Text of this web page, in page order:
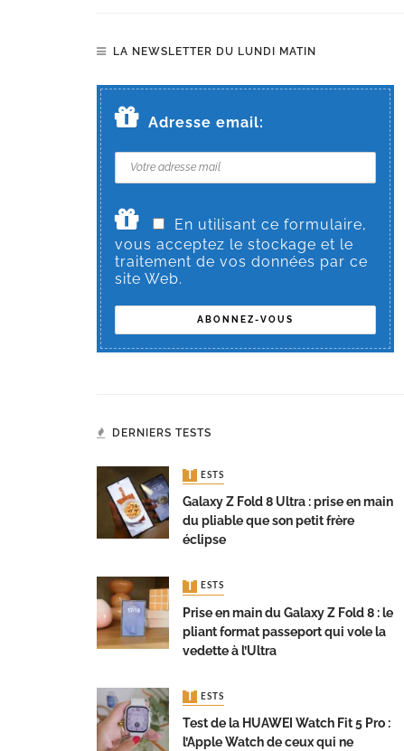
LA NEWSLETTER DU LUNDI MATIN
Adresse email:
En utilisant ce formulaire,
vous acceptez le stockage et le
traitement de vos données par ce
site Web.
DERNIERS TESTS
TESTS
Galaxy Z Fold 8 Ultra : prise en main
du pliable que son petit frère
éclipse
TESTS
Prise en main du Galaxy Z Fold 8 : le
pliant format passeport qui vole la
vedette à l’Ultra
TESTS
Test de la HUAWEI Watch Fit 5 Pro :
l’Apple Watch de ceux qui ne